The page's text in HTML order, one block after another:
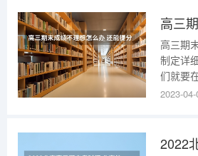
力的最
高三
高三期
制定详
们就要
习计划
末成绩
2023-
2022